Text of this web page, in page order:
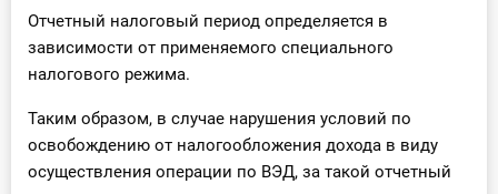
Отчетный налоговый период определяется в
зависимости от применяемого специального
налогового режима.
Таким образом, в случае нарушения условий по
освобождению от налогообложения дохода в виду
осуществления операции по ВЭД, за такой отчетный